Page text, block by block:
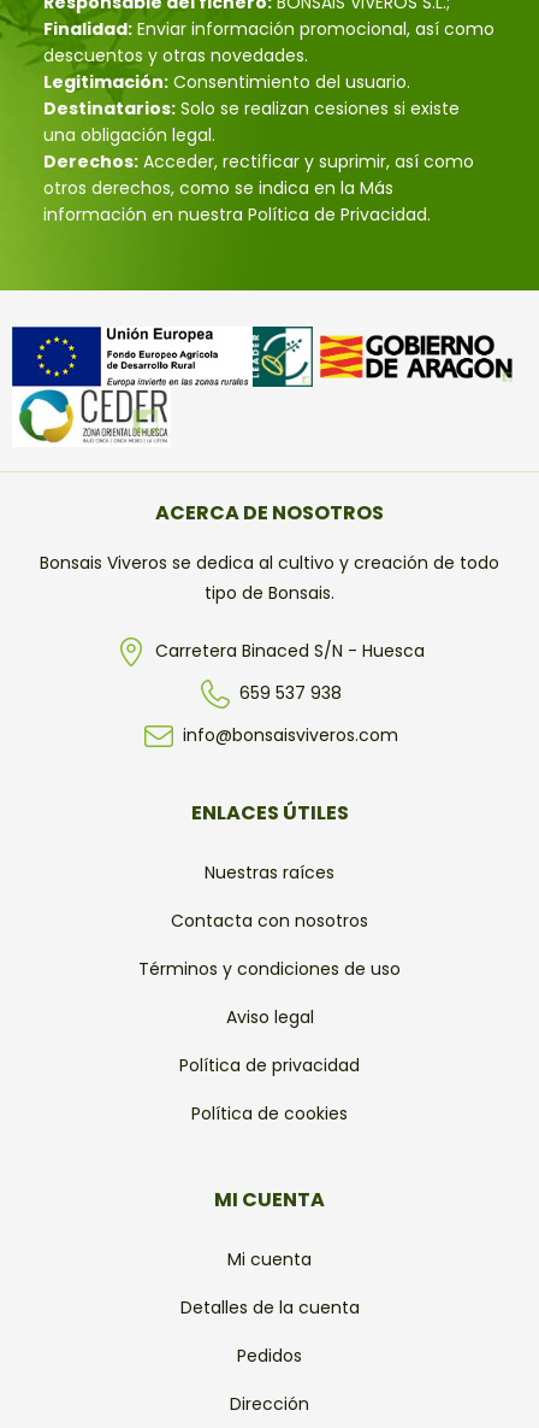
Finalidad: Enviar información promocional, así como
descuentos y otras novedades.
Legitimación: Consentimiento del usuario.
Destinatarios: Solo se realizan cesiones si existe
una obligación legal.
Derechos: Acceder, rectificar y suprimir, así como
otros derechos, como se indica en la Más
información en nuestra Política de Privacidad.
ACERCA DE NOSOTROS
Bonsais Viveros se dedica al cultivo y creación de todo
tipo de Bonsais.
Carretera Binaced S/N - Huesca
659 537 938
info@bonsaisviveros.com
ENLACES ÚTILES
Nuestras raíces
Contacta con nosotros
Términos y condiciones de uso
Aviso legal
Política de privacidad
Política de cookies
MI CUENTA
Mi cuenta
Detalles de la cuenta
Pedidos
Dirección